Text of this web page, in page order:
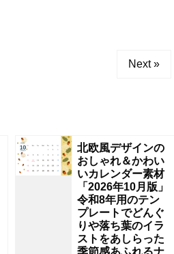
Next »
北欧風デザインの
おしゃれ＆かわい
いカレンダー素材
「2026年10月版」
令和8年用のテン
プレートでどんぐ
りや落ち葉のイラ
ストをあしらった